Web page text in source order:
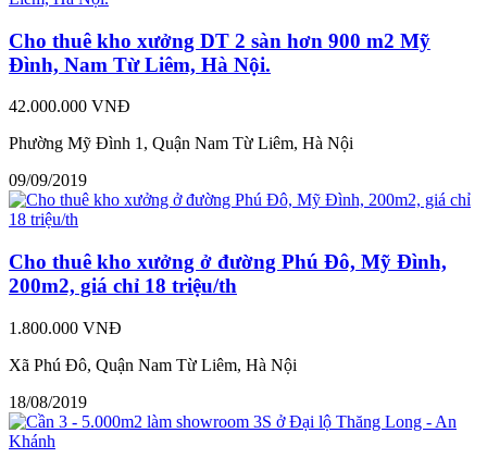
Cho thuê kho xưởng DT 2 sàn hơn 900 m2 Mỹ
Đình, Nam Từ Liêm, Hà Nội.
42.000.000 VNĐ
Phường Mỹ Đình 1, Quận Nam Từ Liêm, Hà Nội
09/09/2019
Cho thuê kho xưởng ở đường Phú Đô, Mỹ Đình,
200m2, giá chỉ 18 triệu/th
1.800.000 VNĐ
Xã Phú Đô, Quận Nam Từ Liêm, Hà Nội
18/08/2019